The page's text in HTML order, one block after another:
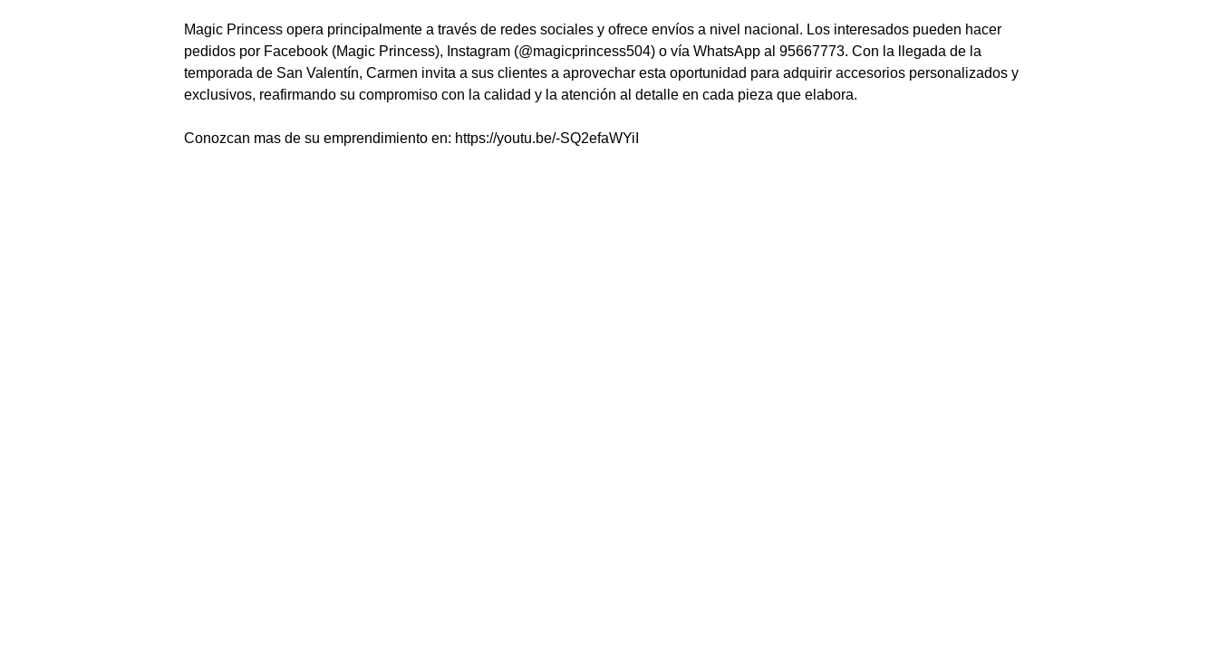
Magic Princess opera principalmente a través de redes sociales y ofrece envíos a nivel nacional. Los interesados pueden hacer
pedidos por Facebook (Magic Princess), Instagram (@magicprincess504) o vía WhatsApp al 95667773. Con la llegada de la
temporada de San Valentín, Carmen invita a sus clientes a aprovechar esta oportunidad para adquirir accesorios personalizados y
exclusivos, reafirmando su compromiso con la calidad y la atención al detalle en cada pieza que elabora.
Conozcan mas de su emprendimiento en: https://youtu.be/-SQ2efaWYiI